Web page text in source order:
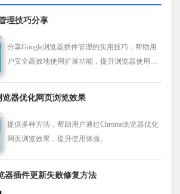
理技巧分享
分享Google浏览器插件管理的实用技巧，帮助用
户安全高效地使用扩展功能，提升浏览器使用体
器优化网页浏览效果
提供多种方法，帮助用户通过Chrome浏览器优化
网页浏览效果，提升使用体验。
器插件更新失败修复方法